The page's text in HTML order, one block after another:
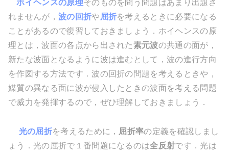
ホイヘンスの原理そのものを問う問題はあまり出題さ
れませんが， 波の回折や屈折を考えるときに必要になる
ことがあるので復習しておきましょう．ホイヘンスの原
理とは，波面の各点から出された素元波の共通の面が，
新たな波面となるように波は進むとして，波の進行方向
を作図する方法です．波の回折の問題を考えるときや，
媒質の異なる面に波が侵入したときの波面を考える問題
で威力を発揮するので，ぜひ理解しておきましょう．
光の屈折を考えるために， 屈折率の定義を確認しまし
ょう．光の屈折で１番問題になるのは全反射です．光は